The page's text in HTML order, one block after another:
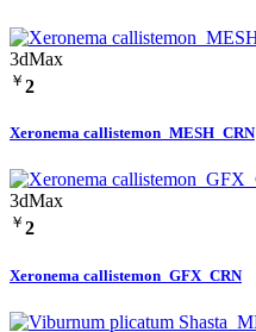
3dMax
￥ 2
Xeronema callistemon_MESH_CRN
3dMax
￥ 2
Xeronema callistemon_GFX_CRN